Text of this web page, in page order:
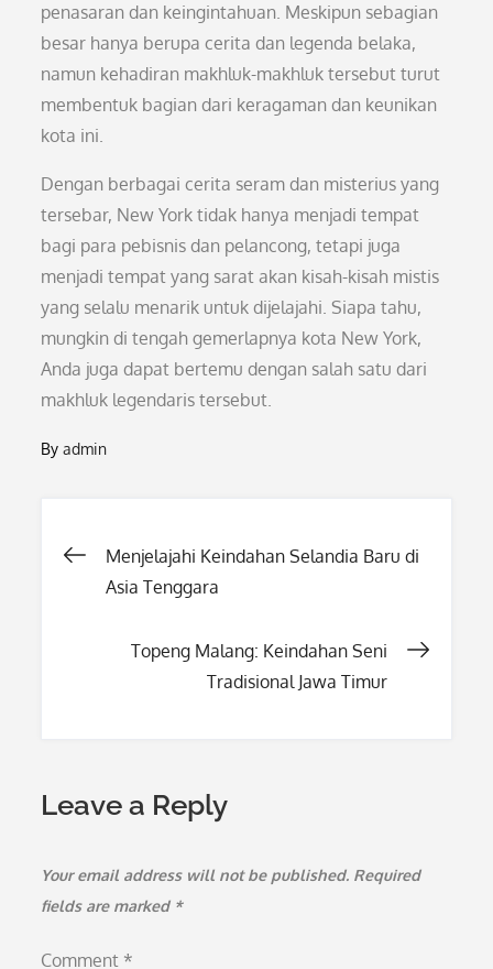
penasaran dan keingintahuan. Meskipun sebagian
besar hanya berupa cerita dan legenda belaka,
namun kehadiran makhluk-makhluk tersebut turut
membentuk bagian dari keragaman dan keunikan
kota ini.
Dengan berbagai cerita seram dan misterius yang
tersebar, New York tidak hanya menjadi tempat
bagi para pebisnis dan pelancong, tetapi juga
menjadi tempat yang sarat akan kisah-kisah mistis
yang selalu menarik untuk dijelajahi. Siapa tahu,
mungkin di tengah gemerlapnya kota New York,
Anda juga dapat bertemu dengan salah satu dari
makhluk legendaris tersebut.
Byadmin
Post
Menjelajahi Keindahan Selandia Baru di
Asia Tenggara
Topeng Malang: Keindahan Seni
Tradisional Jawa Timur
Leave a Reply
Your email address will not be published. Required
fields are marked *
Comment *